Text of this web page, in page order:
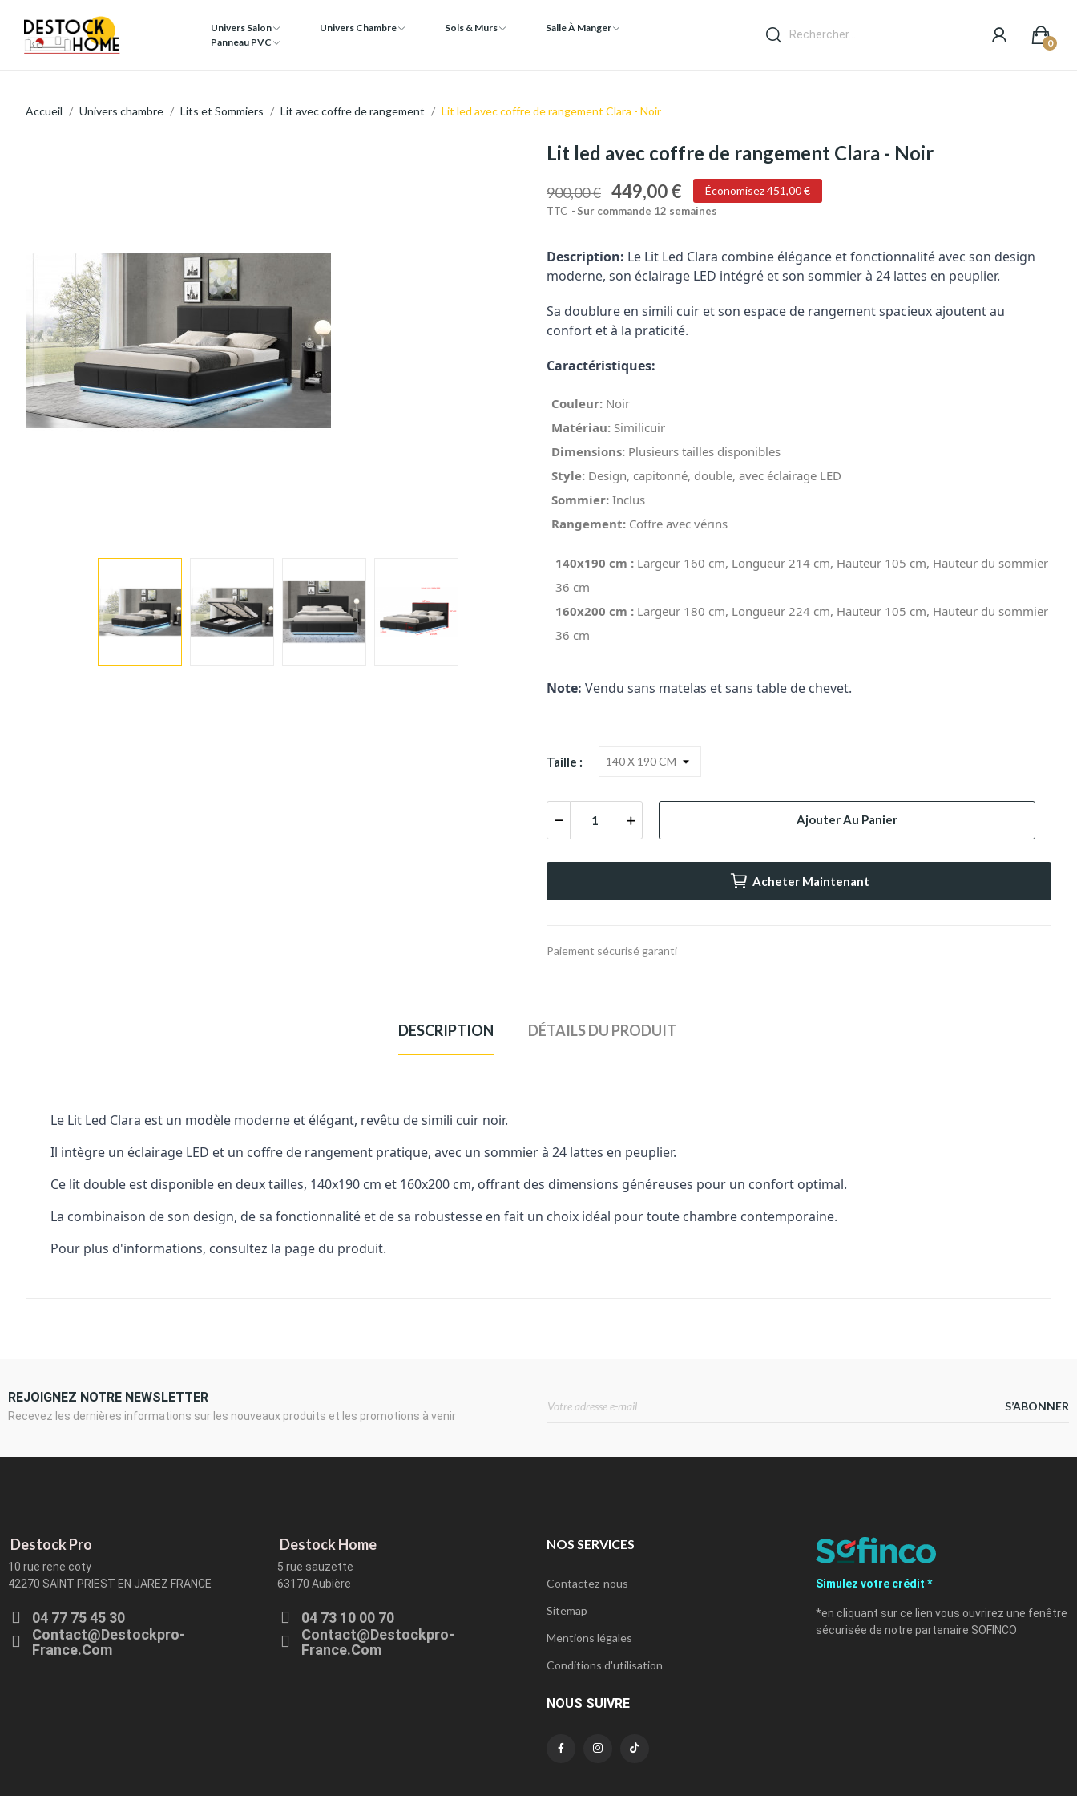
Univers Salon Univers Chambre Sols & Murs
Salle À Manger
Panneau PVC
0
Accueil Univers chambre Lits et Sommiers Lit avec coffre de rangement Lit led avec coffre de rangement Clara - Noir
Lit led avec coffre de rangement Clara - Noir
900,00 € 449,00 € Économisez 451,00 €
TTC Sur commande 12 semaines
Description: Le Lit Led Clara combine élégance et fonctionnalité avec son design
moderne, son éclairage LED intégré et son sommier à 24 lattes en peuplier.
Sa doublure en simili cuir et son espace de rangement spacieux ajoutent au
confort et à la praticité.
Caractéristiques:
Couleur:Noir
Matériau:Similicuir
Dimensions:Plusieurs tailles disponibles
Style:Design, capitonné, double, avec éclairage LED
Sommier:Inclus
Rangement:Coffre avec vérins
140x190 cm : Largeur 160 cm, Longueur 214 cm, Hauteur 105 cm, Hauteur du sommier
36 cm
160x200 cm : Largeur 180 cm, Longueur 224 cm, Hauteur 105 cm, Hauteur du sommier
36 cm
Note: Vendu sans matelas et sans table de chevet.
Taille :
Ajouter Au Panier
Acheter Maintenant
Paiement sécurisé garanti
DESCRIPTION DÉTAILS DU PRODUIT
Le Lit Led Clara est un modèle moderne et élégant, revêtu de simili cuir noir.
Il intègre un éclairage LED et un coffre de rangement pratique, avec un sommier à 24 lattes en peuplier.
Ce lit double est disponible en deux tailles, 140x190 cm et 160x200 cm, offrant des dimensions généreuses pour un confort optimal.
La combinaison de son design, de sa fonctionnalité et de sa robustesse en fait un choix idéal pour toute chambre contemporaine.
Pour plus d'informations, consultez la page du produit.
REJOIGNEZ NOTRE NEWSLETTER
Recevez les dernières informations sur les nouveaux produits et les promotions à venir
S’ABONNER
Destock Pro
10 rue rene coty
42270 SAINT PRIEST EN JAREZ FRANCE
04 77 75 45 30
Contact@destockpro-
France.com
Destock Home
5 rue sauzette
63170 Aubière
04 73 10 00 70
Contact@destockpro-
France.com
NOS SERVICES
Contactez-nous
Sitemap
Mentions légales
Conditions d'utilisation
NOUS SUIVRE
Simulez votre crédit *
*en cliquant sur ce lien vous ouvrirez une fenêtre
sécurisée de notre partenaire SOFINCO